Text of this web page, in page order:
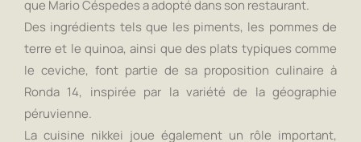
que Mario Céspedes a adopté dans son restaurant.
Des ingrédients tels que les piments, les pommes de
terre et le quinoa, ainsi que des plats typiques comme
le ceviche, font partie de sa proposition culinaire à
Ronda 14, inspirée par la variété de la géographie
péruvienne.
La cuisine nikkei joue également un rôle important,